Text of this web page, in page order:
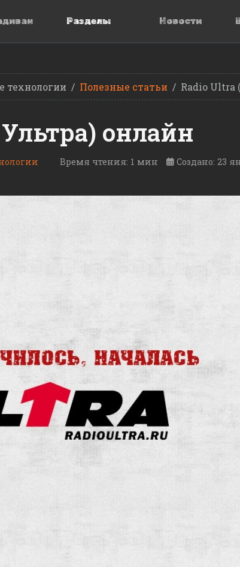
Разделы Новости
технологии Полезные статьи Radio Ultra
онлайн
Время чтения: 1 мин Создано: 23